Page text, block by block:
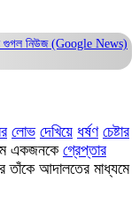
গুগল নিউজ (Google News)
লোভ দেখিয়ে ধর্ষণ চেষ্টার
একজনকে গ্রেপ্তার
তাঁকে আদালতের মাধ্যমে